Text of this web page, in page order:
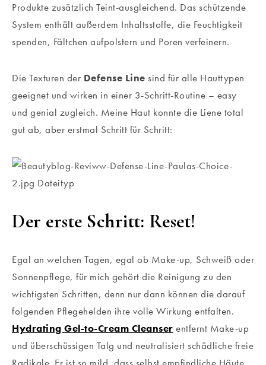
Produkte zusätzlich Teint-ausgleichend. Das schützende
System enthält außerdem Inhaltsstoffe, die Feuchtigkeit
spenden, Fältchen aufpolstern und Poren verfeinern.
Die Texturen der Defense Line sind für alle Hauttypen
geeignet und wirken in einer 3-Schritt-Routine – easy
und genial zugleich. Meine Haut konnte die Liene total
gut ab, aber erstmal Schritt für Schritt:
Der erste Schritt: Reset!
Egal an welchen Tagen, egal ob Make-up, Schweiß oder
Sonnenpflege, für mich gehört die Reinigung zu den
wichtigsten Schritten, denn nur dann können die darauf
folgenden Pflegehelden ihre volle Wirkung entfalten.
Hydrating Gel-to-Cream Cleanser entfernt Make-up
und überschüssigen Talg und neutralisiert schädliche freie